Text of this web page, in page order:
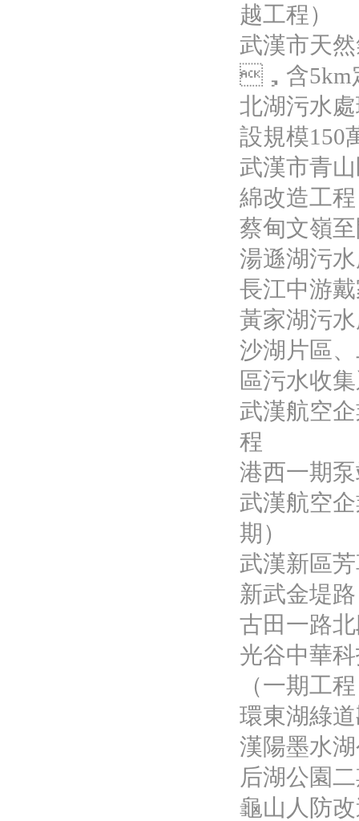
越工程）
武漢市天
，含5km
北湖污水處
設規模150
武漢市青
綿改造工程
蔡甸文嶺至
湯遜湖污
長江中游
黃家湖污
沙湖片區
區污水收
武漢航空
程
港西一期泵
武漢航空企
期）
武漢新區
新武金堤
古田一路
光谷中華
（一期工
環東湖綠
漢陽墨水
后湖公園
龜山人防